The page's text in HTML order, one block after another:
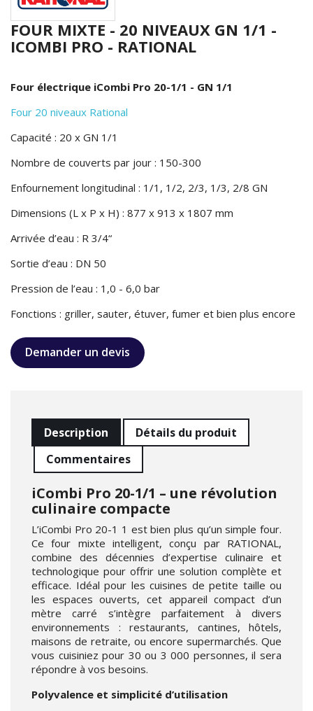
FOUR MIXTE - 20 NIVEAUX GN 1/1 -
ICOMBI PRO - RATIONAL
Four électrique iCombi Pro 20-1/1 - GN 1/1
Four 20 niveaux Rational
Capacité : 20 x GN 1/1
Nombre de couverts par jour : 150-300
Enfournement longitudinal : 1/1, 1/2, 2/3, 1/3, 2/8 GN
Dimensions (L x P x H) : 877 x 913 x 1807 mm
Arrivée d’eau : R 3/4“
Sortie d’eau : DN 50
Pression de l’eau : 1,0 - 6,0 bar
Fonctions : griller, sauter, étuver, fumer et bien plus encore
Demander un devis
Description
Détails du produit
Commentaires
iCombi Pro 20-1/1 – une révolution
culinaire compacte
L’iCombi Pro 20-1 1 est bien plus qu’un simple four.
Ce four mixte intelligent, conçu par RATIONAL,
combine des décennies d’expertise culinaire et
technologique pour offrir une solution complète et
efficace. Idéal pour les cuisines de petite taille ou
les espaces ouverts, cet appareil compact d’un
mètre carré s’intègre parfaitement à divers
environnements : restaurants, cantines, hôtels,
maisons de retraite, ou encore supermarchés. Que
vous cuisiniez pour 30 ou 3 000 personnes, il sera
répondre à vos besoins.
Polyvalence et simplicité d’utilisation